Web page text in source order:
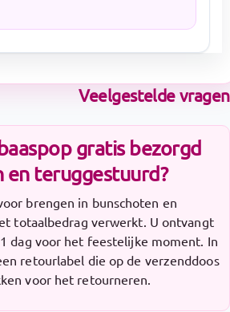
Veelgestelde vragen
gratis bezorgd
en teruggestuurd?
brengen in bunschoten en
totaalbedrag verwerkt. U ontvangt
dag voor het feestelijke moment. In
retourlabel die op de verzenddoos
voor het retourneren.